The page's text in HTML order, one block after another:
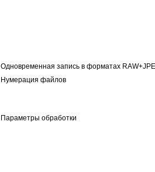
Одновременная запись в форматах
Нумерация файлов
Параметры обработки